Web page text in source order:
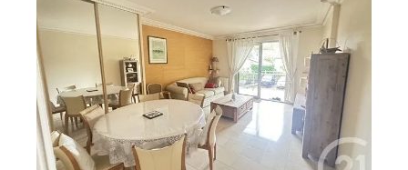
AULNAY SOUS BOIS 93
60,11 m2
, 3 pièces
Ref : 2450
Appartement F3 à vendre
238 000 €
Au cœur d'AulnaysousBois, ce troispièces de